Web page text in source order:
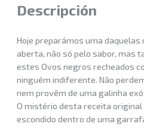
Descripción
Hoje preparámos uma daquelas
aberta, não só pelo sabor, mas
estes Ovos negros recheados
ninguém indiferente. Não
nem provêm de uma galinha
O mistério desta receita
escondido dentro de uma